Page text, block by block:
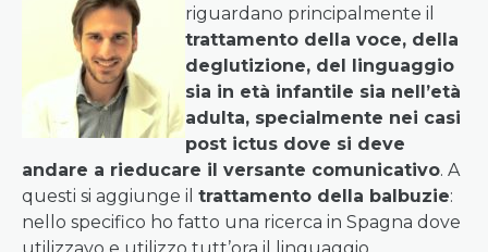
riguardano principalmente il
trattamento della voce, della
deglutizione, del linguaggio
sia in età infantile sia nell’età
adulta, specialmente nei casi
post ictus dove si deve
andare a rieducare il versante comunicativo. A
questi si aggiunge il trattamento della balbuzie:
nello specifico ho fatto una ricerca in Spagna dove